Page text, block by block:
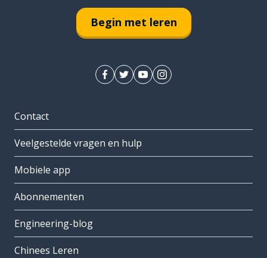
Begin met leren
Contact
Veelgestelde vragen en hulp
Mobiele app
Abonnementen
Engineering-blog
Chinees Leren